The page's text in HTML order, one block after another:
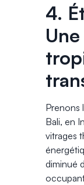
4.
Prenons
Bali, en
vitrages
diminué